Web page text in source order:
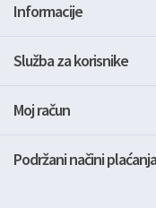
Informacije
Služba za korisnike
Moj račun
Podržani načini plaćanja